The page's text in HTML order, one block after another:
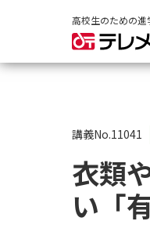
高校生のための進
講義No.11041
衣類
い「